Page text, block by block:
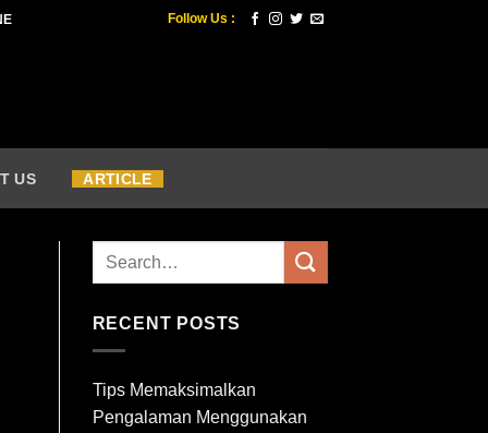
Follow Us :
US ARTICLE
RECENT POSTS
Tips Memaksimalkan
Pengalaman Menggunakan